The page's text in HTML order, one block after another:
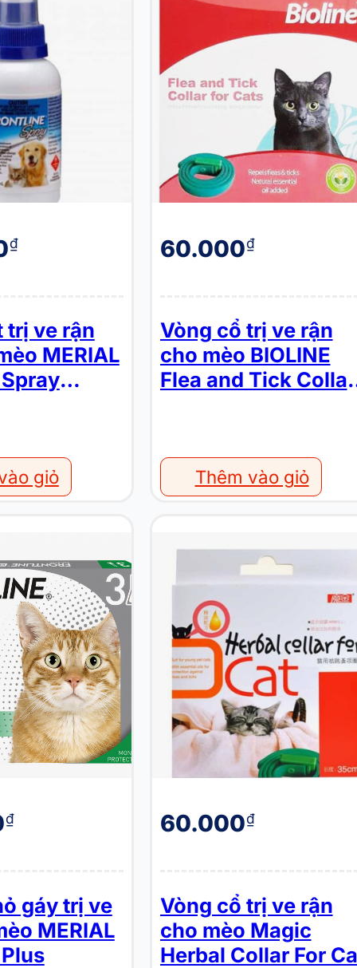
₫
trị ve rận
MERIAL
giỏ
60.000₫
Vòng cổ trị ve rận
cho mèo BIOLINE
Flea and Tick Collar
Thêm vào giỏ
₫
gáy trị ve
MERIAL
60.000₫
Vòng cổ trị ve rận
cho mèo Magic
Herbal Collar For